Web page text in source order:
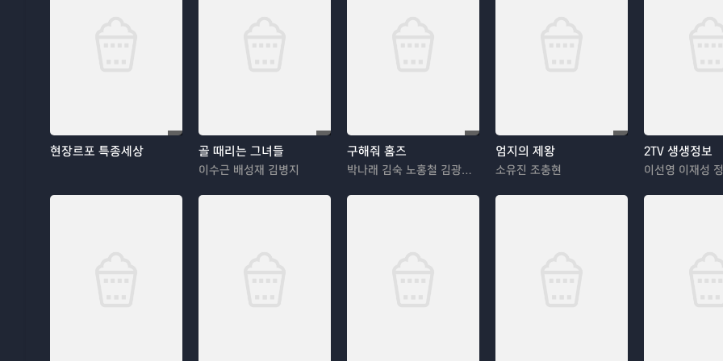
현장르포 특종세상 골 때리는 그녀들
이수근 배성재 김병지
구해줘 홈즈
박나래 김숙 노홍철 김광규 장동민
엄지의 제왕
소유진 조충현
2TV 생생정보
이선영 이재성